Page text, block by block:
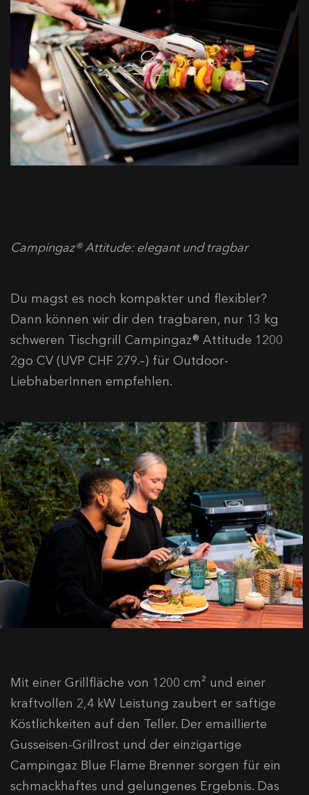
Campingaz® Attitude: elegant und tragbar
Du magst es noch kompakter und flexibler?
Dann können wir dir den tragbaren, nur 13 kg
schweren Tischgrill Campingaz® Attitude 1200
2go CV (UVP CHF 279.–) für Outdoor-
LiebhaberInnen empfehlen.
Mit einer Grillfläche von 1200 cm² und einer
kraftvollen 2,4 kW Leistung zaubert er saftige
Köstlichkeiten auf den Teller. Der emaillierte
Gusseisen-Grillrost und der einzigartige
Campingaz Blue Flame Brenner sorgen für ein
schmackhaftes und gelungenes Ergebnis. Das